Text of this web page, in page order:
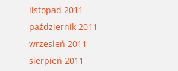
listopad 2011
październik 2011
wrzesień 2011
sierpień 2011